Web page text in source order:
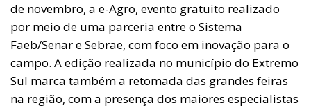
de novembro, a e-Agro, evento gratuito realizado
por meio de uma parceria entre o Sistema
Faeb/Senar e Sebrae, com foco em inovação para o
campo. A edição realizada no município do Extremo
Sul marca também a retomada das grandes feiras
na região, com a presença dos maiores especialistas